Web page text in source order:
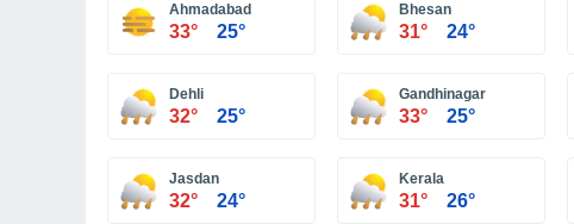
Ahmadabad
33° 25°
Bhesan
31° 24°
Dehli
32° 25°
Gandhinagar
33° 25°
Jasdan
32° 24°
Kerala
31° 26°